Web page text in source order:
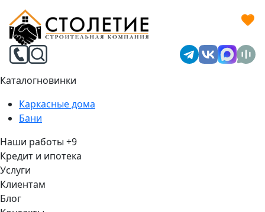
Каталогновинки
Каркасные дома
Бани
Наши работы +9
Кредит и ипотека
Услуги
Клиентам
Блог